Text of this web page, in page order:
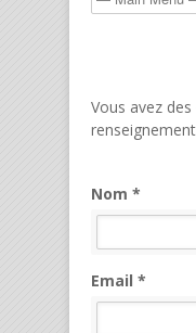
Vous avez
Nom *
Email *